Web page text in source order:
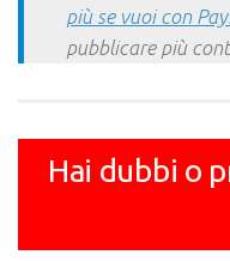
più se vuoi con
pubblicare più
Hai dubbi o